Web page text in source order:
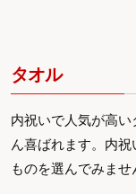
タオル
内祝いで人気が高
ん喜ばれます。内
ものを選んでみませ